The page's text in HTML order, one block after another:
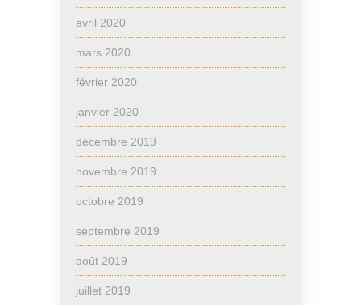
avril 2020
mars 2020
février 2020
janvier 2020
décembre 2019
novembre 2019
octobre 2019
septembre 2019
août 2019
juillet 2019